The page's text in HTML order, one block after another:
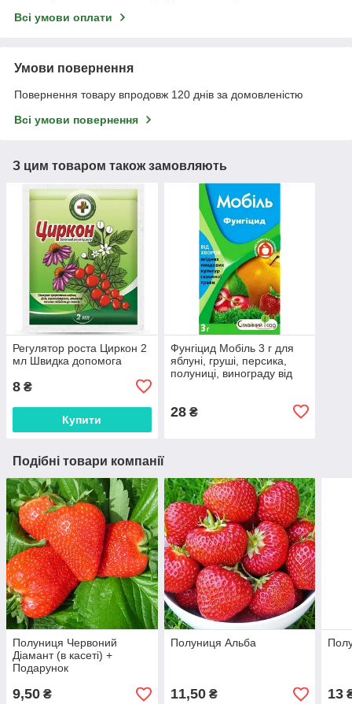
Всі умови оплати
Умови повернення
Повернення товару впродовж 120 днів за домовленістю
Всі умови повернення
З цим товаром також замовляють
Регулятор роста Циркон 2
мл Швидка допомога
8 ₴
Купити
Фунгіцид Мобіль 3 г для
яблуні, груші, персика,
полуниці, винограду від
28₴
Подібні товари компанії
Полуниця Червоний
Діамант (в касеті) +
Подарунок
9,50 ₴
Полуниця Альба
11,50₴ 13